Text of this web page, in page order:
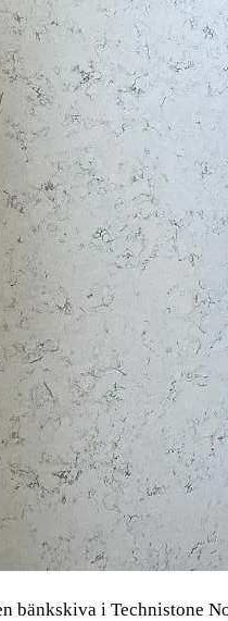
bänkskiva i Technistone